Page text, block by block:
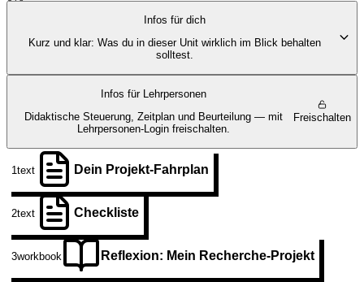
Infos für dich
Kurz und klar: Was du in dieser Unit wirklich im Blick behalten
solltest.
Infos für Lehrpersonen
Didaktische Steuerung, Zeitplan und Beurteilung — mit
Lehrpersonen-Login freischalten.
Freischalten
1text Dein Projekt-Fahrplan
2text Checkliste
3workbook Reflexion: Mein Recherche-Projekt